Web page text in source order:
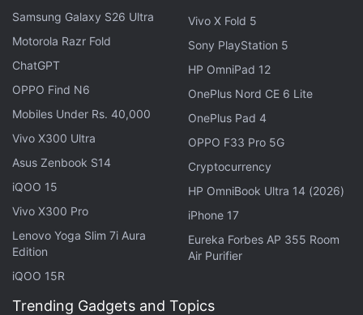
लेटेस्ट टेक न्यूज़,स्मार्टफोन रिव्यू और लोकप्रियमोबाइल
एक्सक्लूसिव ऑफर के लिए गैजेट्स 360एंड्रॉयडऐप डाउनलोड करें और
हमेंगूगल समाचार
Google Pixel 8a design ,Google Pixel
8a Features,Google Pixel 8a launch, Google Pixel 8a Price
Google Pixel 8a specifications
Samsung Galaxy S26 Ultra
Motorola Razr Fold
ChatGPT
OPPO Find N6
Mobiles Under Rs. 40,000
Vivo X300 Ultra
Asus Zenbook S14
iQOO 15
Vivo X300 Pro
Lenovo Yoga Slim 7i Aura
Edition
iQOO 15R
Vivo X Fold 5
Sony PlayStation 5
HP OmniPad 12
OnePlus Nord CE 6 Lite
OnePlus Pad 4
OPPO F33 Pro 5G
Cryptocurrency
HP OmniBook Ultra 14 (2026)
iPhone 17
Eureka Forbes AP 355 Room
Air Purifier
Trending Gadgets and Topics